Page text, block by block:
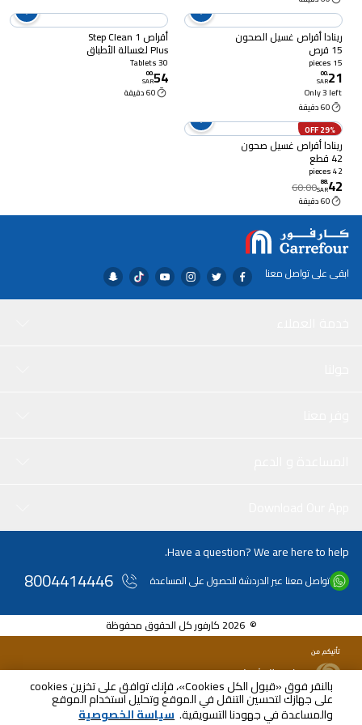
بالنقر فوق «قبول الكل Cookies»، فإنك توافق على تخزين cookies
على جهازك لتحسين التنقل في الموقع وتحليل استخدام الموقع
والمساعدة في جهودنا التسويقية. سياسة الخصوصية
رينادا أقراص غسيل الصحون
15 قرص
15 pieces
21
.
00
SAR
Only 3 left
60 دقيقة
أقراص 1 Step Clean
Plus لغسالة الأطباق
الأوتوماتيكية برائحة
الليمون 30 كبسولة
30 Tablets
54
.
00
SAR
60 دقيقة
29% OFF
رينادا أقراص غسيل صحون
42 قطع
42 pieces
42
.
88
SAR
60.00
60 دقيقة
ابقى على تواصل معنا
Have a question? We are here to help.
تواصل معنا عبر الدردشة للحصول على المساعدة 8004414446
© 2026 كارفور كل الحقوق محفوظة